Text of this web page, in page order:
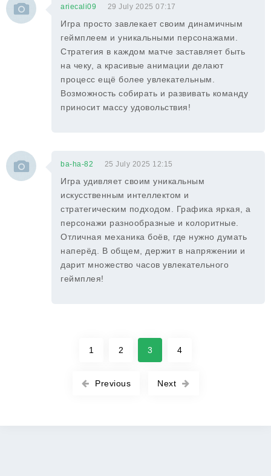
ariecali09 29 July 2025 07:17
Игра просто завлекает своим динамичным
геймплеем и уникальными персонажами.
Стратегия в каждом матче заставляет быть
на чеку, а красивые анимации делают
процесс ещё более увлекательным.
Возможность собирать и развивать команду
приносит массу удовольствия!
ba-ha-82 25 July 2025 12:15
Игра удивляет своим уникальным
искусственным интеллектом и
стратегическим подходом. Графика яркая, а
персонажи разнообразные и колоритные.
Отличная механика боёв, где нужно думать
наперёд. В общем, держит в напряжении и
дарит множество часов увлекательного
геймплея!
Previous
1 2 3 4
Next